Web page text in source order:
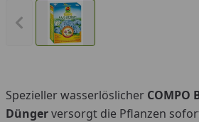
Vorheriges Bild anzeigen
Spezieller wasserlöslicher COMPO
Düngerversorgt die Pflanzen